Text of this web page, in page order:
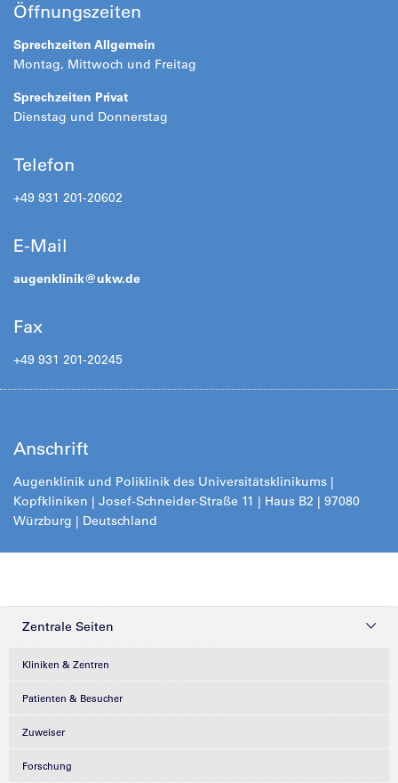
Öffnungszeiten
Sprechzeiten Allgemein
Montag, Mittwoch und Freitag
Sprechzeiten Privat
Dienstag und Donnerstag
Telefon
+49 931 201-20602
E-Mail
augenklinik@ukw.de
Fax
+49 931 201-20245
Anschrift
Augenklinik und Poliklinik des Universitätsklinikums |
Kopfkliniken | Josef-Schneider-Straße 11 | Haus B2 | 97080
Würzburg | Deutschland
Zentrale Seiten
Kliniken & Zentren
Patienten & Besucher
Zuweiser
Forschung